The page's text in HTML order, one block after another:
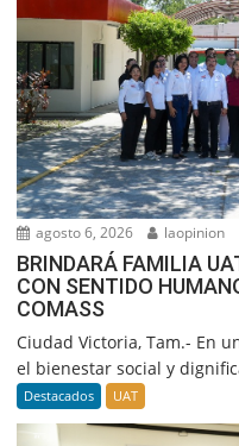
agosto 6, 2026 laopinion
BRINDARÁ FAMILIA
CON SENTIDO
COMASS
Ciudad Victoria, Tam.- En
el bienestar social y
Destacados UAT